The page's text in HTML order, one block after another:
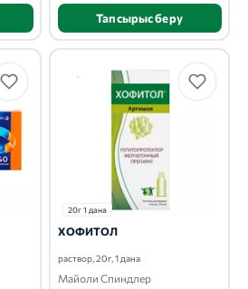
Тапсырыс беру
20г 1 дана
ХОФИТОЛ
раствор, 20г, 1 дана
Майоли Спиндлер